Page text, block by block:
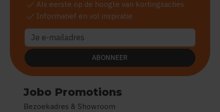
Jobo Promotions
Bezoekadres & Showroom
check Als eerste op de hoogte van kortingsacties
check Informatief en vol inspiratie
ABONNEER